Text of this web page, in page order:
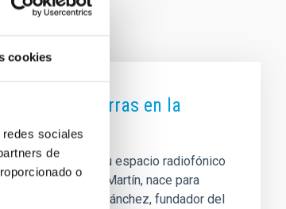
cookies
sociales
de
o
otras Tierras en la
las 22:30 horas, su espacio radiofónico
por Verónica Martín, nace para
de Francisco Sánchez, fundador del